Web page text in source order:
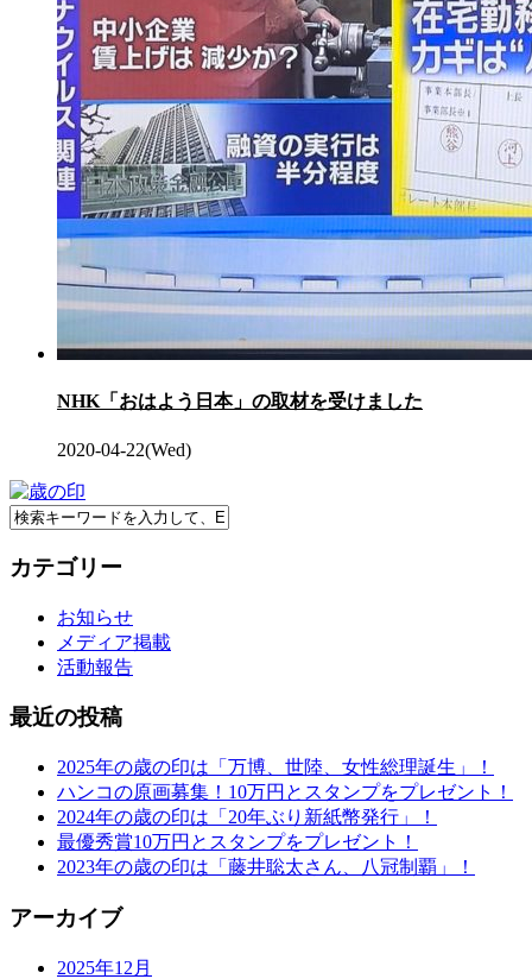
NHK「おはよう日本」の取材を受けました
2020-04-22(Wed)
カテゴリー
お知らせ
メディア掲載
活動報告
最近の投稿
2025年の歳の印は「万博、世陸、女性総理誕生」！
ハンコの原画募集！10万円とスタンプをプレゼント！
2024年の歳の印は「20年ぶり新紙幣発行」！
最優秀賞10万円とスタンプをプレゼント！
2023年の歳の印は「藤井聡太さん、八冠制覇」！
アーカイブ
2025年12月